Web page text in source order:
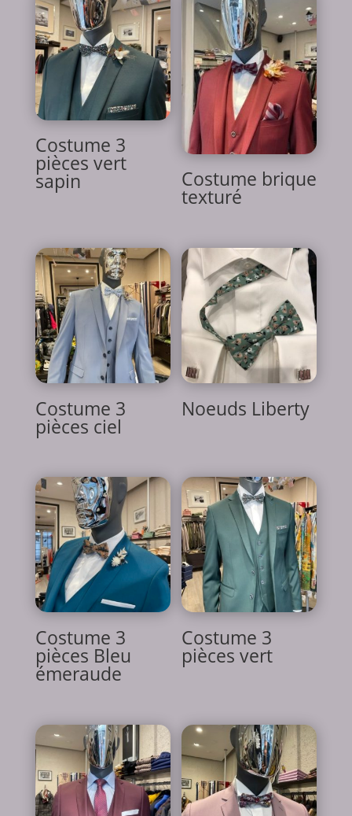
Costume 3
pièces vert
sapin Costume brique
texturé
Costume 3
pièces ciel
Noeuds Liberty
Costume 3
pièces Bleu
émeraude
Costume 3
pièces vert